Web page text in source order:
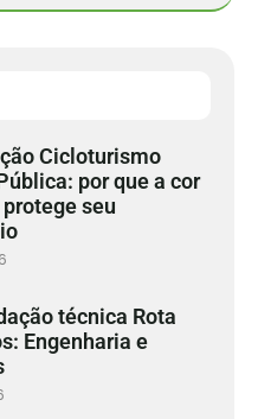
Cicloturismo
por que a cor
seu
técnica Rota
Engenharia e